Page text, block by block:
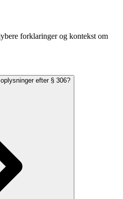
forklaringer og kontekst om
efter § 306?